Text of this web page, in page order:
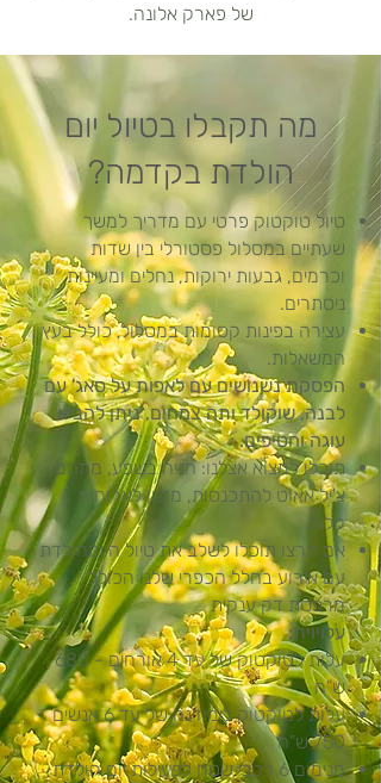
של פארק אלונה.
מה תקבלו בטיול יום
הולדת בקדמה?
טיול טוקטוק פרטי עם מדריך למשך
שעתיים במסלול פסטורלי בין שדות
וכרמים, גבעות ירוקות, נחלים ומעיינות
ניסתרים.
עצירה בפינות קסומות במסלול, כולל בעץ
המשאלות.
הפסקת נשנושים עם לאפות על סאג' עם
לבנה, שוקולד ותה צמחים, ניתן להביא
עוגה וחטיפים.
תוכלו למצוא אצלנו: חניה בשפע, מתחם
צ'יל אאוט להתכנסות, מזנון לארוחות
קלות
אם תרצו תוכלו לשלב את טיול היומהולדת
עם אירוע בחלל הכפרי שלנו הכולל
מרפסת דק ענקית
עלויוית:
​עלות לטוקטוק של עד 4 אורחים - 680
ש"ח
עלות לטוקטוק לימוזינה של עד 6 אנשים
750 ש"ח
מנימום 6 רכבי שטח לפעילות יום הולדת